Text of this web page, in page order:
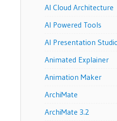
AI Cloud Architecture
AI Powered Tools
AI Presentation
Animated Explainer
Animation Maker
ArchiMate
ArchiMate 3.2